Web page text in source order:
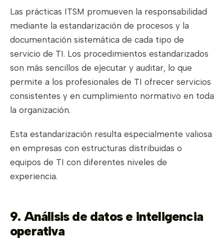
Las prácticas ITSM promueven la responsabilidad
mediante la estandarización de procesos y la
documentación sistemática de cada tipo de
servicio de TI. Los procedimientos estandarizados
son más sencillos de ejecutar y auditar, lo que
permite a los profesionales de TI ofrecer servicios
consistentes y en cumplimiento normativo en toda
la organización.
Esta estandarización resulta especialmente valiosa
en empresas con estructuras distribuidas o
equipos de TI con diferentes niveles de
experiencia.
9. Análisis de datos e inteligencia
operativa